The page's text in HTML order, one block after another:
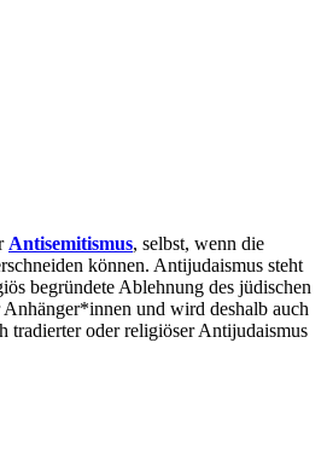
Antisemitismus, selbst, wenn die
können. Antijudaismus steht
begründete Ablehnung des jüdischen
Anhänger*innen und wird deshalb auch
tradierter oder religiöser Antijudaismus